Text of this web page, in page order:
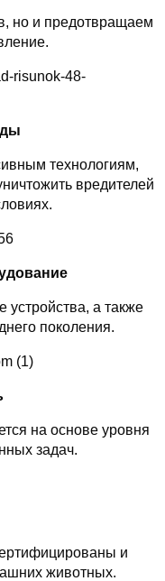
но и предотвращаем
технологиям,
вредителей
устройства, а также
поколения.
на основе уровня
задач.
и
животных.